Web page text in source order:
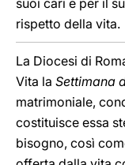
suoi cari e per il
rispetto della vita.
La Diocesi di
Vita la Settimana
matrimoniale,
costituisce essa
bisogno, così